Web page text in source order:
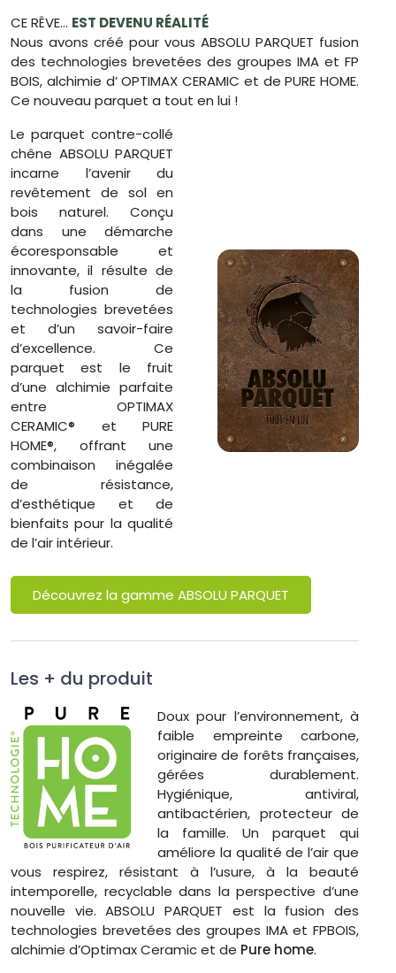
CE RÊVE… EST DEVENU RÉALITÉ
Nous avons créé pour vous ABSOLU PARQUET fusion
des technologies brevetées des groupes IMA et FP
BOIS, alchimie d’ OPTIMAX CERAMIC et de PURE HOME.
Ce nouveau parquet a tout en lui !
Le parquet contre-collé
chêne ABSOLU PARQUET
incarne l’avenir du
revêtement de sol en
bois naturel. Conçu
dans une démarche
écoresponsable et
innovante, il résulte de
la fusion de
technologies brevetées
et d’un savoir-faire
d’excellence. Ce
parquet est le fruit
d’une alchimie parfaite
entre OPTIMAX
CERAMIC® et PURE
HOME®, offrant une
combinaison inégalée
de résistance,
d’esthétique et de
bienfaits pour la qualité
de l’air intérieur.
Découvrez la gamme ABSOLU PARQUET
Les + du produit
Doux pour l’environnement, à
faible empreinte carbone,
originaire de forêts françaises,
gérées durablement.
Hygiénique, antiviral,
antibactérien, protecteur de
la famille. Un parquet qui
améliore la qualité de l’air que
vous respirez, résistant à l’usure, à la beauté
intemporelle, recyclable dans la perspective d’une
nouvelle vie. ABSOLU PARQUET est la fusion des
technologies brevetées des groupes IMA et FPBOIS,
alchimie d’Optimax Ceramic et de Pure home.